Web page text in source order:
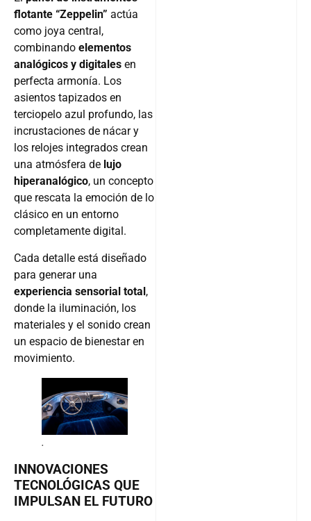
flotante “Zeppelin” actúa
como joya central,
combinando elementos
analógicos y digitales en
perfecta armonía. Los
asientos tapizados en
terciopelo azul profundo, las
incrustaciones de nácar y
los relojes integrados crean
una atmósfera de lujo
hiperanalógico, un concepto
que rescata la emoción de lo
clásico en un entorno
completamente digital.
Cada detalle está diseñado
para generar una
experiencia sensorial total,
donde la iluminación, los
materiales y el sonido crean
un espacio de bienestar en
movimiento.
.
INNOVACIONES
TECNOLÓGICAS QUE
IMPULSAN EL FUTURO